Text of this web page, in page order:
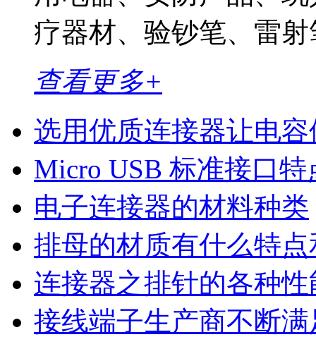
疗器材、验钞笔、雷射
查看更多+
选用优质连接器让电
Micro USB 标准接口特
电子连接器的材料种类
排母的材质有什么特
连接器之排针的各种
接线端子生产商不断